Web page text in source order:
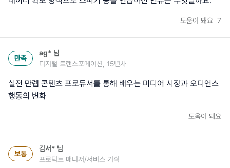
도움이 돼요 7
만족
ag* 님
디지털 트랜스포메이션, 15년차
실전 만렙 콘텐츠 프로듀서를 통해 배우는 미디어 시장과 오디언스
행동의 변화
도움이 돼요
보통
김서* 님
프로덕트 매니저/서비스 기획